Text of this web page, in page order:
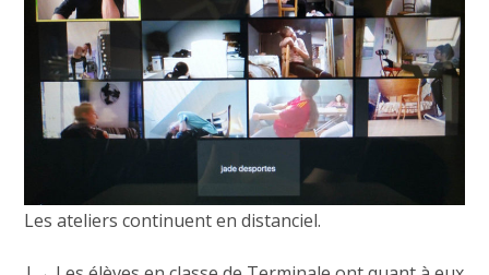
Les ateliers continuent en distanciel.